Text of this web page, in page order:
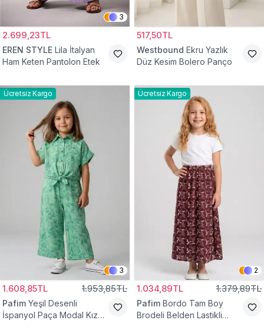
3
2.699,23TL
EREN STYLE Lila İtalyan
Ham Keten Pantolon Etek
517,50TL
Westbound Ekru Yazlık
Düz Kesim Bolero Panço
Ücretsiz Kargo
3
1.608,85TL 1.953,85TL
Pafim Yeşil Desenli
İspanyol Paça Modal Kız
Ücretsiz Kargo
2
1.034,89TL 1.379,89TL
Pafim Bordo Tam Boy
Brodeli Belden Lastikli